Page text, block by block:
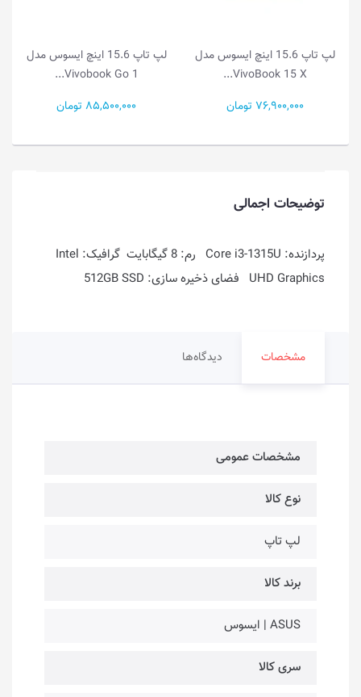
مدل
لپ تاپ 15.6 اینچ ایسوس مدل
Vivobook Go 1...
85,500,000 تومان
لپ تاپ 14.0 اینچ ایسوس
Vivobook Go 1...
49,000,000 تومان
توضیحات اجمالی
پردازنده: Core i3-1315U رم: 8 گیگابایت گرافیک: Intel
UHD Graphics فضای ذخیره سازی: 512GB SSD
مشخصات دیدگاه‌ها
مشخصات عمومی
نوع کالا
لپ تاپ
برند کالا
ASUS | ایسوس
سری کالا